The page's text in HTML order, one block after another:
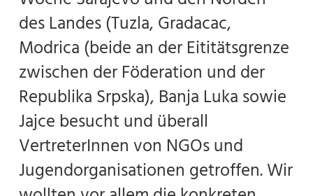
des Landes (Tuzla, Gradacac,
Modrica (beide an der Eititätsgrenze
zwischen der Föderation und der
Republika Srpska), Banja Luka sowie
Jajce besucht und überall
VertreterInnen von NGOs und
Jugendorganisationen getroffen. Wir